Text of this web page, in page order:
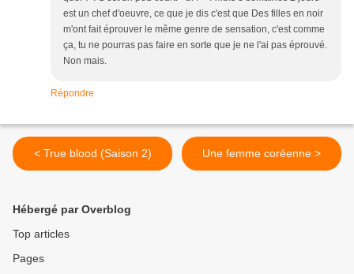
est un chef d'oeuvre, ce que je dis c'est que Des filles en noir
m'ont fait éprouver le même genre de sensation, c'est comme
ça, tu ne pourras pas faire en sorte que je ne l'ai pas éprouvé.
Non mais.
Répondre
< True blood (Saison 2) Une femme coréenne >
Hébergé par Overblog
Top articles
Pages